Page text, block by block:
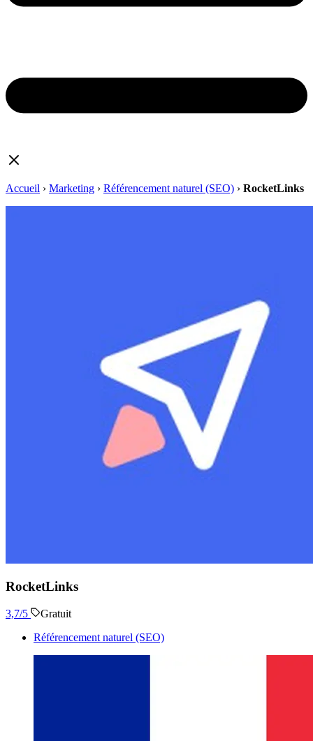
Accueil › Marketing › Référencement naturel (SEO) › RocketLinks
RocketLinks
3,7/5
Gratuit
Référencement naturel (SEO)